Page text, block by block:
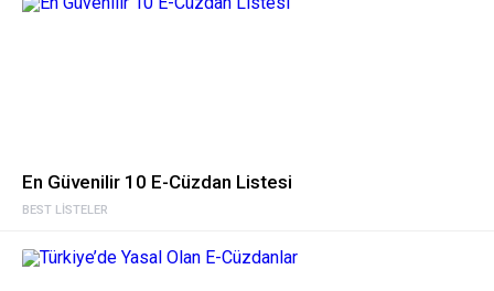
BEST LISTELER
En Güvenilir 10 E-Cüzdan Listesi